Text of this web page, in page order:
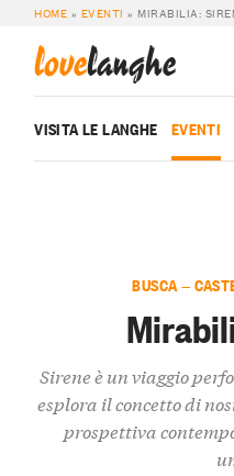
HOME » EVENTI » MIRABILIA:
lovelanghe
VISITA LE LANGHE EVENTI
BUSCA —
Sirene è un viaggio
esplora il concetto di
prospettiva